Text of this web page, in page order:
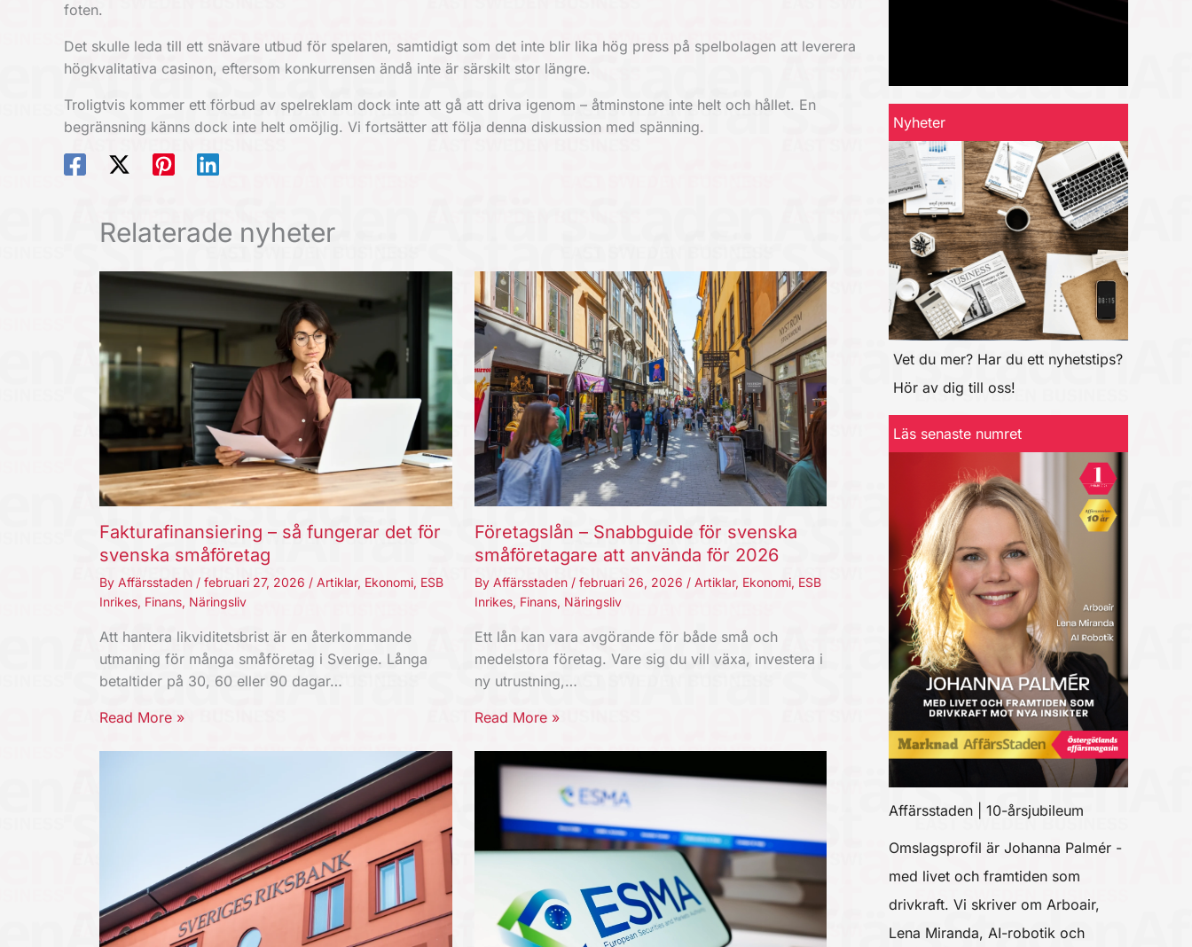
foten.
Det skulle leda till ett snävare utbud för spelaren, samtidigt som det inte blir lika hög press på spelbolagen att leverera
högkvalitativa casinon, eftersom konkurrensen ändå inte är särskilt stor längre.
Troligtvis kommer ett förbud av spelreklam dock inte att gå att driva igenom – åtminstone inte helt och hållet. En
begränsning känns dock inte helt omöjlig. Vi fortsätter att följa denna diskussion med spänning.
Relaterade nyheter
Fakturafinansiering – så fungerar det för
svenska småföretag
By Affärsstaden / februari 27, 2026 / Artiklar, Ekonomi, ESB
Inrikes, Finans, Näringsliv
Att hantera likviditetsbrist är en återkommande
utmaning för många småföretag i Sverige. Långa
betaltider på 30, 60 eller 90 dagar…
Read More »
Företagslån – Snabbguide för svenska
småföretagare att använda för 2026
By Affärsstaden / februari 26, 2026 / Artiklar, Ekonomi, ESB
Inrikes, Finans, Näringsliv
Ett lån kan vara avgörande för både små och
medelstora företag. Vare sig du vill växa, investera i
ny utrustning,…
Read More »
Nyheter
Vet du mer? Har du ett nyhetstips?
Hör av dig till oss!
Läs senaste numret
Affärsstaden | 10-årsjubileum
Omslagsprofil är Johanna Palmér -
med livet och framtiden som
drivkraft. Vi skriver om Arboair,
Lena Miranda, AI-robotik och